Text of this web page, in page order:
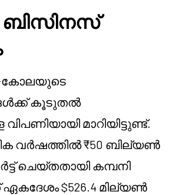
കോലയുടെ
കൂടുതൽ
മാറിയിട്ടുണ്ട്.
വർഷത്തിൽ ₹50 ബില്യൺ
ചെയ്തതായി കമ്പനി
ഏകദേശം $526.4 മില്യൺ